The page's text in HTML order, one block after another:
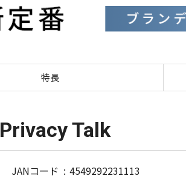
Privacy Talk
特長
Privacy Talk
JANコード 4549292231113